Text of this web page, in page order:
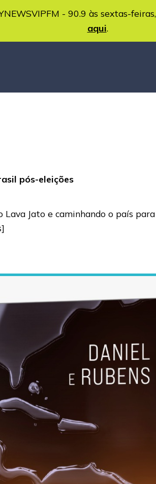
- 90.9 às sextas-
aqui.
pós-eleições
Jato e caminhando o país